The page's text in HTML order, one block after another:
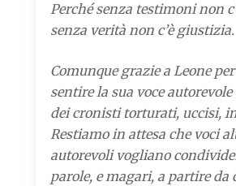
Perché senza testimoni non
senza verità non c’è giustizia.
Comunque grazie a Leone
sentire la sua voce
dei cronisti torturati, uccisi,
Restiamo in attesa che voci
autorevoli vogliano
parole, e magari, a partire da